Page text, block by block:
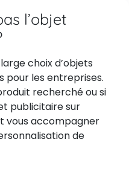
l’objet
choix d’objets
pour les entreprises.
recherché ou si
publicitaire sur
vous accompagner
de